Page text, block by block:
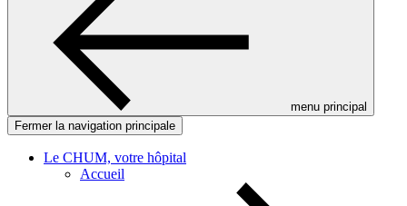
menu principal
Fermer la navigation principale
Le CHUM, votre hôpital
Accueil